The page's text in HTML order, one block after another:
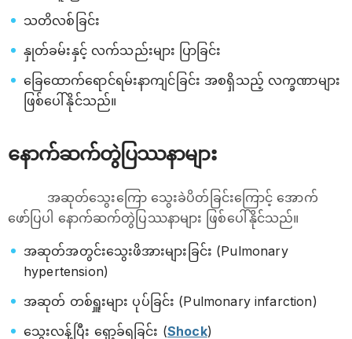
သတိလစ်ခြင်း
နှုတ်ခမ်းနှင့် လက်သည်းများ ပြာခြင်း
ခြေထောက်ရောင်ရမ်းနာကျင်ခြင်း အစရှိသည့် လက္ခဏာများ
ဖြစ်ပေါ်နိုင်သည်။
နောက်ဆက်တွဲပြဿနာများ
အဆုတ်သွေးကြော သွေးခဲပိတ်ခြင်းကြောင့် အောက်
ဖော်ပြပါ နောက်ဆက်တွဲပြဿနာများ ဖြစ်ပေါ်နိုင်သည်။
အဆုတ်အတွင်းသွေးဖိအားများခြင်း (Pulmonary
hypertension)
အဆုတ် တစ်ရှူးများ ပုပ်ခြင်း (Pulmonary infarction)
သွေးလန့်ပြီး ရှော့ခ်ရခြင်း (Shock)